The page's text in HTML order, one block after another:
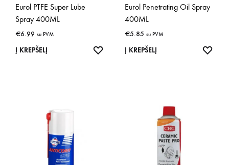
Eurol PTFE Super Lube
Spray 400ML
€6.99 su PVM
Į KREPŠELĮ IŠSAUGOTI
Eurol Penetrating Oil Spray
400ML
€5.85 su PVM
Į KREPŠELĮ